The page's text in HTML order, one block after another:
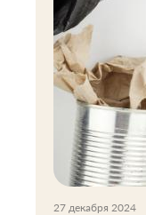
27 декабря 2024